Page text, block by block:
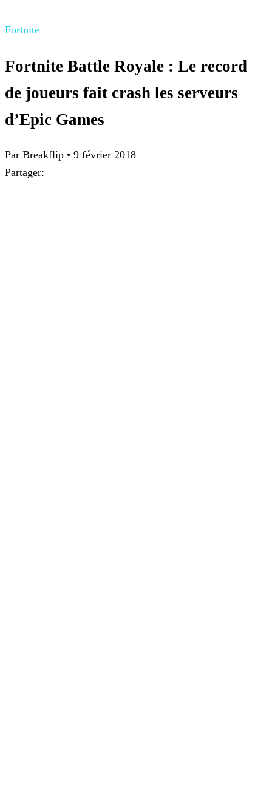
Fortnite
Fortnite Battle Royale : Le record
de joueurs fait crash les serveurs
d’Epic Games
Par Breakflip • 9 février 2018
Partager: